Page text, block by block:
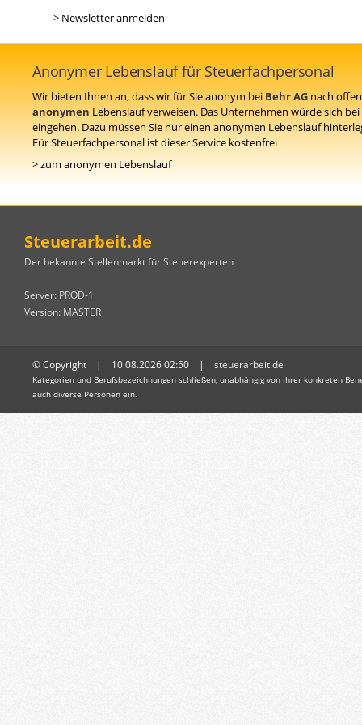
> Newsletter anmelden
Anonymer Lebenslauf für Steuerfachpersonal
Wir bieten Ihnen an, dass wir für Sie anonym bei Behr AG nach
anonymen Lebenslauf verweisen. Das Unternehmen würde sich
eingehen. Dazu müssen Sie nur einen anonymen Lebenslauf
Für Steuerfachpersonal ist dieser Service kostenfrei
> zum anonymen Lebenslauf
Steuerarbeit.de
Der bekannte Stellenmarkt für Steuerexperten
Server: PROD-1
Version: MASTER
© Copyright | 10.08.2026 02:50 | steuerarbeit.de
Kategorien und Berufsbezeichnungen schließen, unabhängig von ihrer konkreten
auch diverse Personen ein.